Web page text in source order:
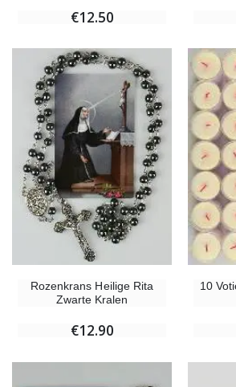
€12.50
Rozenkrans Heilige Rita
Zwarte Kralen
€12.90
10